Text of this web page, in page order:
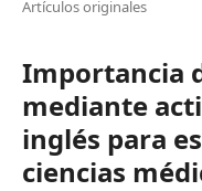
Artículos originales
Importancia
mediante
inglés para
ciencias